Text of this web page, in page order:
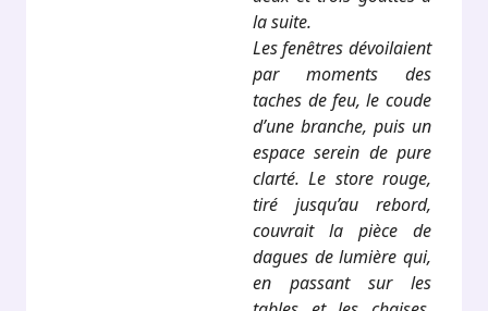
la suite.
Les fenêtres dévoilaient
par moments des
taches de feu, le coude
d’une branche, puis un
espace serein de pure
clarté. Le store rouge,
tiré jusqu’au rebord,
couvrait la pièce de
dagues de lumière qui,
en passant sur les